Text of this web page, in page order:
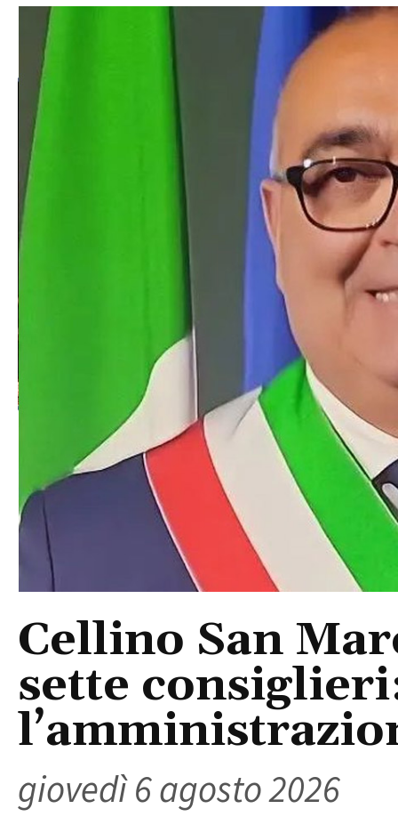
Cellino San
sette
giovedì 6 agosto 2026